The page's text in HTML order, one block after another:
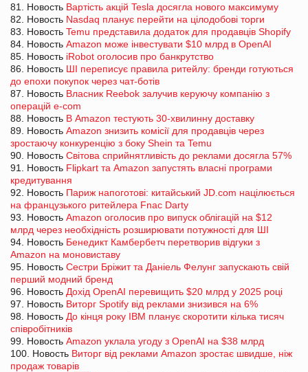
81. Новость Вартість акцій Tesla досягла нового максимуму
82. Новость Nasdaq планує перейти на цілодобові торги
83. Новость Temu представила додаток для продавців Shopify
84. Новость Amazon може інвестувати $10 млрд в OpenAI
85. Новость iRobot оголосив про банкрутство
86. Новость ШІ переписує правила ритейлу: бренди готуються
до епохи покупок через чат-ботів
87. Новость Власник Reebok залучив керуючу компанію з
операцій e-com
88. Новость В Amazon тестують 30-хвилинну доставку
89. Новость Amazon знизить комісії для продавців через
зростаючу конкуренцію з боку Shein та Temu
90. Новость Світова сприйнятливість до реклами досягла 57%
91. Новость Flipkart та Amazon запустять власні програми
кредитування
92. Новость Париж напоготові: китайський JD.com націлюється
на французького ритейлера Fnac Darty
93. Новость Amazon оголосив про випуск облігацій на $12
млрд через необхідність розширювати потужності для ШІ
94. Новость Бенедикт Камбербетч перетворив відгуки з
Amazon на моновиставу
95. Новость Сестри Бріжит та Даніель Фелунг запускають свій
перший модний бренд
96. Новость Дохід OpenAI перевищить $20 млрд у 2025 році
97. Новость Виторг Spotify від реклами знизився на 6%
98. Новость До кінця року IBM планує скоротити кілька тисяч
співробітників
99. Новость Amazon уклала угоду з OpenAI на $38 млрд
100. Новость Виторг від реклами Amazon зростає швидше, ніж
продаж товарів